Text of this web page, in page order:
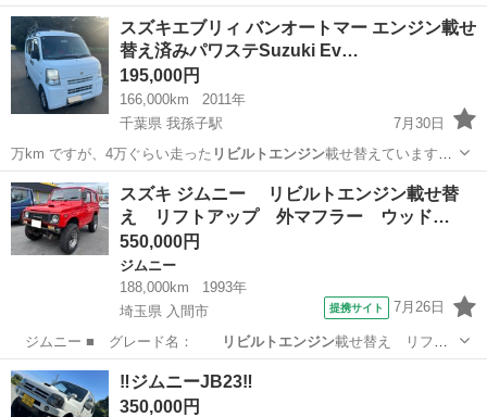
ション搭載 純正新…
兵庫 三木市 その他
スズキエブリィ バンオートマー エンジン載せ
替え済みパワステSuzuki Ev…
195,000円
166,000km
2011年
千葉県 我孫子駅
7月30日
万km ですが、4万ぐらい走った リビルトエンジン載せ替えています。
調子良好です。…
千葉 我孫子市 我孫子駅 スズキ
スズキ ジムニー リビルトエンジン載せ替
え リフトアップ 外マフラー ウッド…
550,000円
ジムニー
188,000km
1993年
埼玉県 入間市
提携サイト 7月26日
ジムニー ■ グレード名： リビルトエンジン載せ替え リフト
アップ 外マフラ…
埼玉 入間市
‼️ジムニーJB23‼️
350,000円